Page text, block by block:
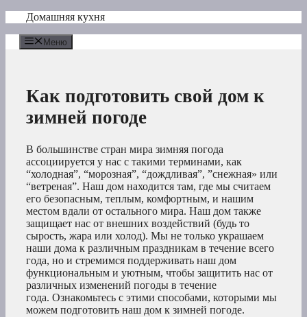
Перейти
содержимому
Домашняя кухня
Меню
Как подготовить свой дом к
зимней погоде
В большинстве стран мира зимняя погода
ассоциируется у нас с такими терминами, как
“холодная”, “морозная”, “дождливая”, ”снежная» или
“ветреная”. Наш дом находится там, где мы считаем
его безопасным, теплым, комфортным, и нашим
местом вдали от остального мира. Наш дом также
защищает нас от внешних воздействий (будь то
сырость, жара или холод). Мы не только украшаем
наши дома к различным праздникам в течение всего
года, но и стремимся поддерживать наш дом
функциональным и уютным, чтобы защитить нас от
различных изменений погоды в течение
года. Ознакомьтесь с этими способами, которыми мы
можем подготовить наш дом к зимней погоде.